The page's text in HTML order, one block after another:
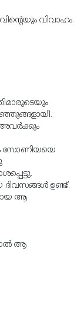
വിവാഹം.
അവർക്കും
സോണിയയെ
ദിവസങ്ങൾ ഉണ്ട്.
ആ
ആ